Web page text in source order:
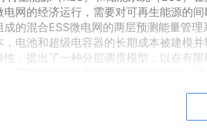
电网的经济运行，需要对可再生能源的
成的混合ESS微电网的两层预测能量管
，电池和超级电容器的长期成本被建模
性，提出了一种分层调度模型，以在有